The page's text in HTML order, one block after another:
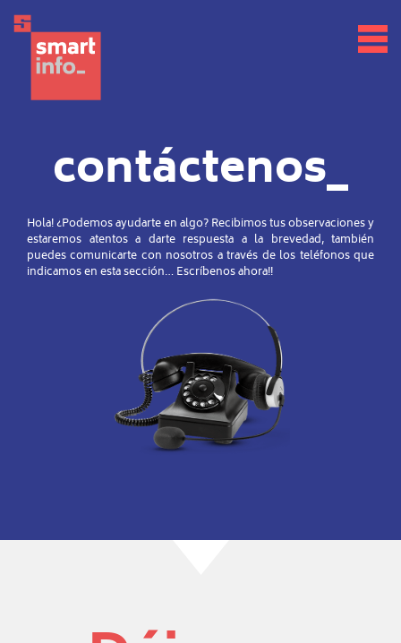
contáctenos_
Hola! ¿Podemos ayudarte en algo? Recibimos tus observaciones y
estaremos atentos a darte respuesta a la brevedad, también
puedes comunicarte con nosotros a través de los teléfonos que
indicamos en esta sección… Escríbenos ahora!!